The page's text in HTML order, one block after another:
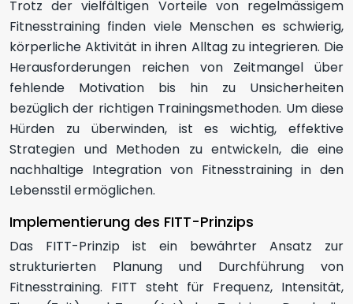
Trotz der vielfältigen Vorteile von regelmässigem
Fitnesstraining finden viele Menschen es schwierig,
körperliche Aktivität in ihren Alltag zu integrieren. Die
Herausforderungen reichen von Zeitmangel über
fehlende Motivation bis hin zu Unsicherheiten
bezüglich der richtigen Trainingsmethoden. Um diese
Hürden zu überwinden, ist es wichtig, effektive
Strategien und Methoden zu entwickeln, die eine
nachhaltige Integration von Fitnesstraining in den
Lebensstil ermöglichen.
Implementierung des FITT-Prinzips
Das FITT-Prinzip ist ein bewährter Ansatz zur
strukturierten Planung und Durchführung von
Fitnesstraining. FITT steht für Frequenz, Intensität,